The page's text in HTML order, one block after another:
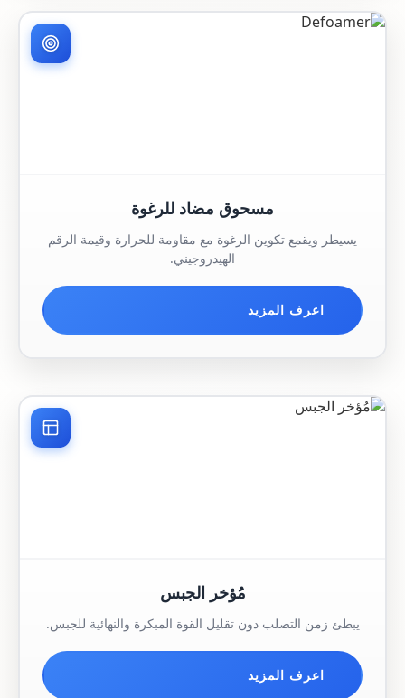
مسحوق مضاد للرغوة
يسيطر ويقمع تكوين الرغوة مع مقاومة للحرارة وقيمة الرقم
الهيدروجيني.
اعرف المزيد
مُؤخر الجبس
يبطئ زمن التصلب دون تقليل القوة المبكرة والنهائية للجبس.
اعرف المزيد